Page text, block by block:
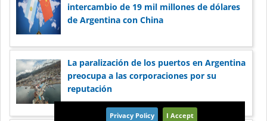
intercambio de 19 mil millones de dólares
de Argentina con China
La paralización de los puertos en Argentina
preocupa a las corporaciones por su
reputación
Privacy Policy
I Accept